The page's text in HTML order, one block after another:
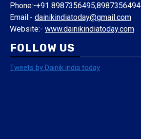
Phone:-+91 8987356495,8987356494
Email:- dainikindiatoday@gmail.com
Website:- www.dainikindiatoday.com
FOLLOW US
Tweets by Dainik india today